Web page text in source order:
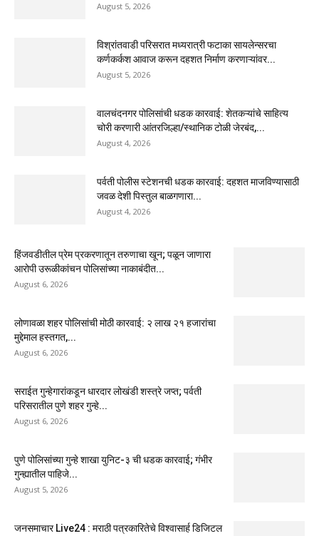
August 5, 2026
विश्रांतवाडी परिसरात मध्यरात्री फटाका सायलेन्सरचा
कर्णकर्कश आवाज करून दहशत निर्माण करणाऱ्यांवर...
August 5, 2026
वालचंदनगर पोलिसांची धडक कारवाई: शेतकऱ्यांचे साहित्य
चोरी करणारी आंतरजिल्हा/स्थानिक टोळी जेरबंद,...
August 4, 2026
पर्वती पोलीस स्टेशनची धडक कारवाई: दहशत माजविण्यासाठी
जवळ देशी पिस्तुल बाळगणारा...
August 4, 2026
हिंजवडीतील प्रेम प्रकरणातून तरुणाचा खून; पळून जाणारा
आरोपी उरूळीकांचन पोलिसांच्या नाकाबंदीत...
August 6, 2026
लोणावळा शहर पोलिसांची मोठी कारवाई: २ लाख २१ हजारांचा
मुद्देमाल हस्तगत,...
August 6, 2026
सराईत गुन्हेगारांकडून धारदार लोखंडी शस्त्रे जप्त; पर्वती
परिसरातील पुणे शहर गुन्हे...
August 6, 2026
पुणे पोलिसांच्या गुन्हे शाखा युनिट-३ ची धडक कारवाई; गंभीर
गुन्ह्यातील पाहिजे...
August 5, 2026
जनसमाचार Live24 : मराठी पत्रकारितेचे विश्वासार्ह डिजिटल